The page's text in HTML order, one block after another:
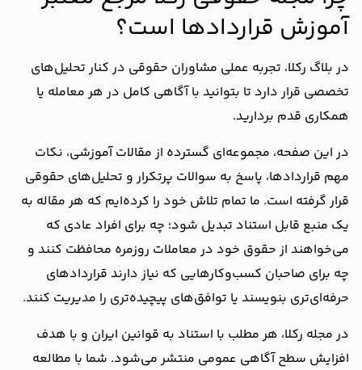
آموزش قراردادها است؟
در بلاگ رکلا، تجربه عملی مشاوران حقوقی در کنار تحلیل‌های
تخصصی قرار دارد تا بتوانید با آگاهی کامل در هر معامله یا
همکاری قدم بردارید.
در این صفحه، مجموعه‌ای گسترده از مقالات آموزشی، نکات
مهم قراردادها، پاسخ به سوالات پرتکرار و تحلیل‌های حقوقی
قرار گرفته است. ما تمام تلاش خود را کرده‌ایم که هر مقاله به
یک منبع قابل استناد تبدیل شود؛ چه برای افراد عادی که
می‌خواهند از حقوق خود در معاملات روزمره محافظت کنند و
چه برای صاحبان کسب‌وکارهایی که نیاز دارند قراردادهای
حرفه‌ای‌تری بنویسند یا توافق‌های پیچیده‌تری را مدیریت کنند.
در مجله رکلا، هر مطلب با استناد به قوانین ایران و با هدف
افزایش سطح آگاهی عمومی منتشر می‌شود. شما با مطالعه